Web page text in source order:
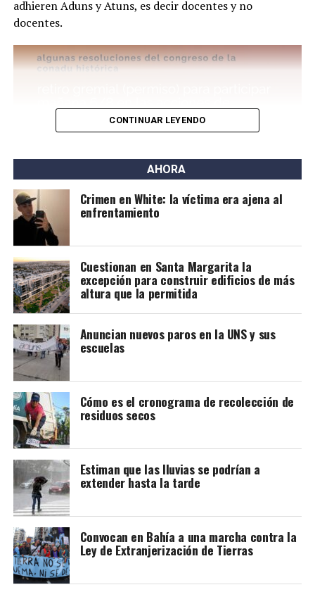
Por eso, juntaron firmas y enviaron notas al intendente
Federico Susbielles y al Concejo Deliberante y esperan
ser recibidos por funcionarios. Por ahora, sin suerte.
Jardines de Santa Margarita se llama el proyecto que
pretende desarrollar la firma Fideisa.
En la ordenanza aprobada para dar la excepción, el
mencionado Colegio de Agrimensores señalaba como
importante los estudios de factibilidad de servicios, y
según pudieron averiguar los vecinos, no se pidieron. Ni
tampoco el estudio de suelo para hacer cocheras
subterráneas.
En ese contexto, el municipio acaba de presentar el
nuevo Código, en el que según el secretario de
Planeamiento, José Zingoni, ya no se permitirán las
excepciones, aunque esta de Jardines de Santa Margarita
es anterior y sólo podrá frenarse si se deroga.
adhieren Aduns y Atuns, es decir docentes y no
docentes.
CONTINUAR LEYENDO
AHORA
Crimen en White: la víctima era ajena al
enfrentamiento
Cuestionan en Santa Margarita la
excepción para construir edificios de más
altura que la permitida
Anuncian nuevos paros en la UNS y sus
escuelas
Cómo es el cronograma de recolección de
residuos secos
Estiman que las lluvias se podrían a
extender hasta la tarde
Convocan en Bahía a una marcha contra la
Ley de Extranjerización de Tierras